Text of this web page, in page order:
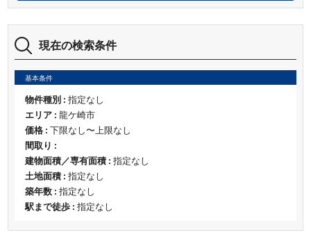
現在の検索条件
基本条件
物件種別 : 指定なし
エリア : 龍ケ崎市
価格 : 下限なし〜上限なし
間取り :
建物面積／専有面積 : 指定なし
土地面積 : 指定なし
築年数 : 指定なし
駅まで徒歩 : 指定なし